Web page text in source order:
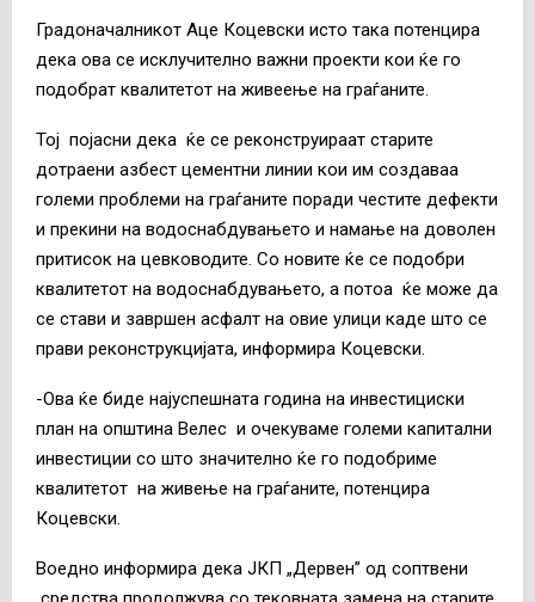
Градоначалникот Аце Коцевски исто така потенцира
дека ова се исклучително важни проекти кои ќе го
подобрат квалитетот на живеење на граѓаните.
Тој појасни дека ќе се реконструираат старите
дотраени азбест цементни линии кои им создаваа
големи проблеми на граѓаните поради честите дефекти
и прекини на водоснабдувањето и намање на доволен
притисок на цевководите. Со новите ќе се подобри
квалитетот на водоснабдувањето, а потоа ќе може да
се стави и завршен асфалт на овие улици каде што се
прави реконструкцијата, информира Коцевски.
-Ова ќе биде најуспешната година на инвестициски
план на општина Велес и очекуваме големи капитални
инвестиции со што значително ќе го подобриме
квалитетот на живење на граѓаните, потенцира
Коцевски.
Воедно информира дека ЈКП „Дервен” од соптвени